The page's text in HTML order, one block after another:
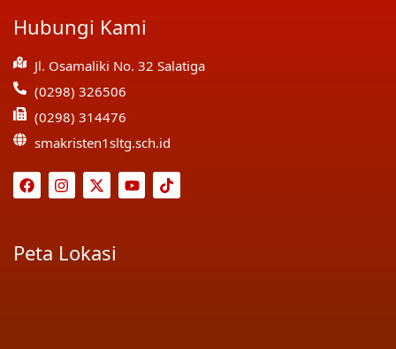
Hubungi Kami
Jl. Osamaliki No. 32 Salatiga
(0298) 326506
(0298) 314476
smakristen1sltg.sch.id
Peta Lokasi